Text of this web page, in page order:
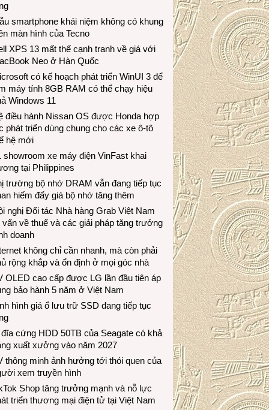
smartphone khái niệm không có khung
màn hình của Tecno
XPS 13 mất thế cạnh tranh về giá với
Neo ở Hàn Quốc
có kế hoạch phát triển WinUI 3 để
máy tính 8GB RAM có thể chạy hiệu
Windows 11
điều hành Nissan OS được Honda hợp
phát triển dùng chung cho các xe ô-tô
hệ mới
showroom xe máy điện VinFast khai
tại Philippines
trường bộ nhớ DRAM vẫn đang tiếp tục
hiếm đẩy giá bộ nhớ tăng thêm
nghị Đối tác Nhà hàng Grab Việt Nam
về thuế và các giải pháp tăng trưởng
doanh
không chỉ cần nhanh, mà còn phải
rộng khắp và ổn định ở mọi góc nhà
OLED cao cấp được LG lần đầu tiên áp
bảo hành 5 năm ở Việt Nam
hình giá ổ lưu trữ SSD đang tiếp tục
cứng HDD 50TB của Seagate có khả
xuất xưởng vào năm 2027
thông minh ảnh hưởng tới thói quen của
xem truyền hình
Shop tăng trưởng mạnh và nỗ lực
triển thương mại điện tử tại Việt Nam